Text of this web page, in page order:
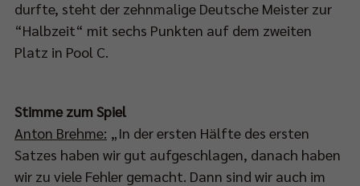
durfte, steht der zehnmalige Deutsche Meister zur
“Halbzeit“ mit sechs Punkten auf dem zweiten
Platz in Pool C.
Stimme zum Spiel
Anton Brehme: „In der ersten Hälfte des ersten
Satzes haben wir gut aufgeschlagen, danach haben
wir zu viele Fehler gemacht. Dann sind wir auch im